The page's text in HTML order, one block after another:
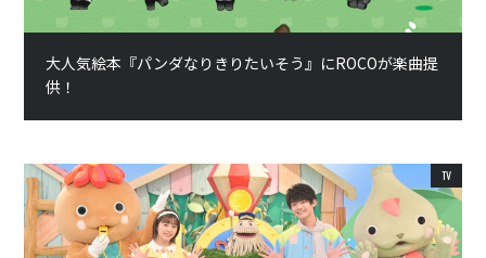
大人気絵本『パンダなりきりたいそう』にROCOが楽曲提
供！
TV